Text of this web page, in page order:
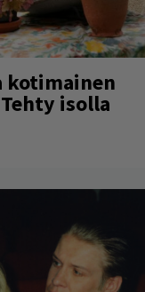
kotimainen
isolla